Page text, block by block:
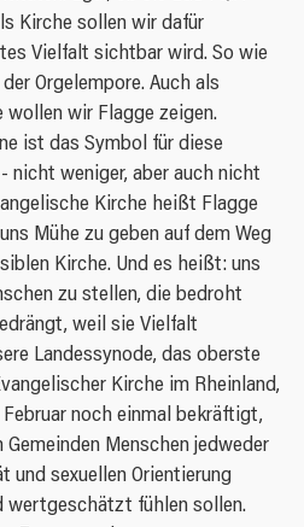
Kirche sollen wir dafür
Vielfalt sichtbar wird. So wie
Orgelempore. Auch als
wollen wir Flagge zeigen.
ist das Symbol für diese
nicht weniger, aber auch nicht
Kirche heißt Flagge
Mühe zu geben auf dem Weg
Kirche. Und es heißt: uns
zu stellen, die bedroht
weil sie Vielfalt
Landessynode, das oberste
Kirche im Rheinland,
noch einmal bekräftigt,
Menschen jedweder
und sexuellen Orientierung
wertgeschätzt fühlen sollen.